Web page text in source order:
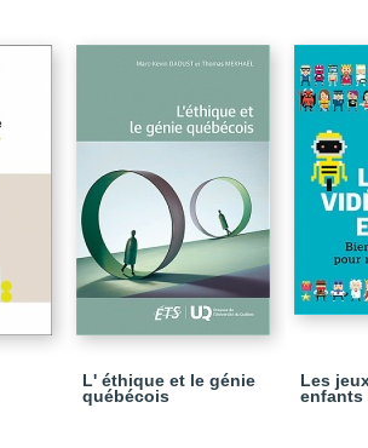
L' éthique et le génie
québécois
Les
enfants